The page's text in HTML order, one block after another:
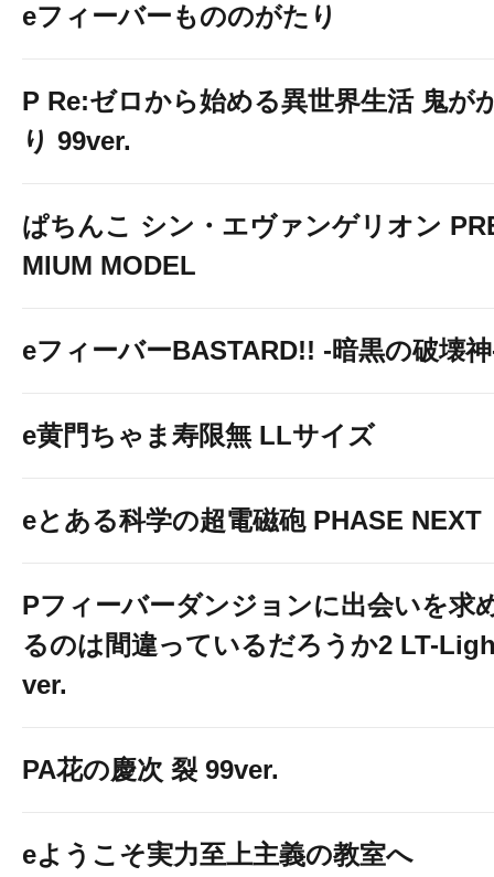
eフィーバーもののがたり
P Re:ゼロから始める異世界生活 鬼が
り 99ver.
ぱちんこ シン・エヴァンゲリオン
MIUM MODEL
eフィーバーBASTARD!! -暗黒の破壊
e黄門ちゃま寿限無 LLサイズ
eとある科学の超電磁砲 PHASE NEXT
Pフィーバーダンジョンに出会いを求
るのは間違っているだろうか2 LT-
ver.
PA花の慶次 裂 99ver.
eようこそ実力至上主義の教室へ